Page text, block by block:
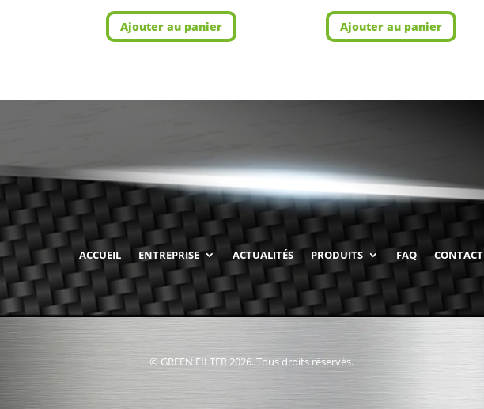
Ajouter au panier Ajouter au panier
ACCUEIL ENTREPRISE ACTUALITÉS PRODUITS FAQ CONTACT
© GREEN FILTER 2026. Tous droits réservés.